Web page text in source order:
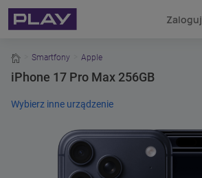
Zaloguj
home
Smartfony Apple
iPhone 17 Pro Max 256GB
Wybierz inne urządzenie